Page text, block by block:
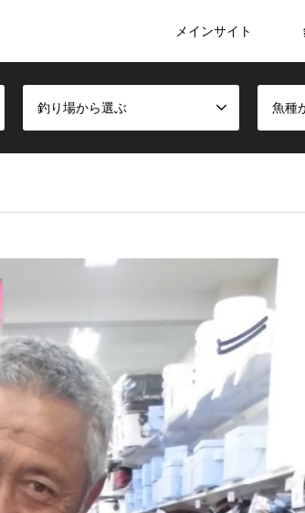
メインサイト
釣り場から選ぶ 魚種